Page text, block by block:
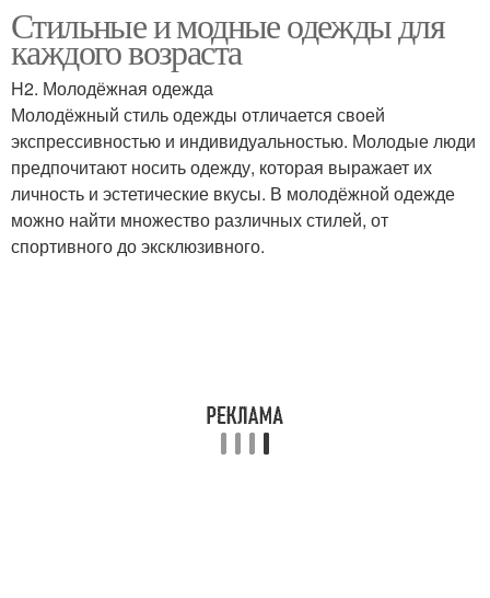
Одежда для взрослых Классическая одежда
Современная одежда
Одежда для пожилых
людей
Стильные и модные одежды для
каждого возраста
H2. Молодёжная одежда
Молодёжный стиль одежды отличается своей
экспрессивностью и индивидуальностью. Молодые люди
предпочитают носить одежду, которая выражает их
личность и эстетические вкусы. В молодёжной одежде
можно найти множество различных стилей, от
спортивного до эксклюзивного.